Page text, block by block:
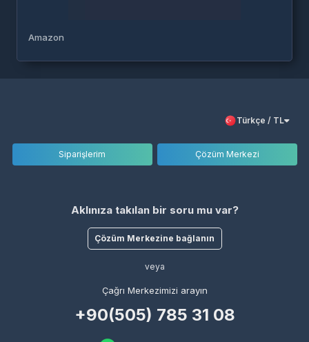
Amazon
Türkçe / TL
Siparişlerim Çözüm Merkezi
Aklınıza takılan bir soru mu var?
Çözüm Merkezine bağlanın
veya
Çağrı Merkezimizi arayın
+90(505) 785 31 08